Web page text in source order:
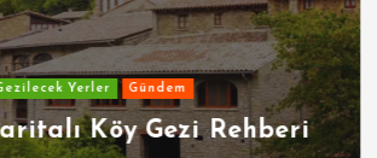
Yerler Gündem
Köy Gezi Rehberi